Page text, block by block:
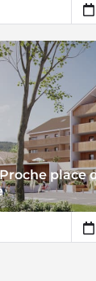
Proche place